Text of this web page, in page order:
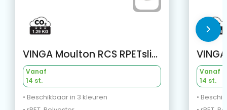
VINGA Moulton RCS RPETslippers S/M
Vanaf
14 st.
• Beschikbaar in 3 kleuren
Vanaf
14 st.
•